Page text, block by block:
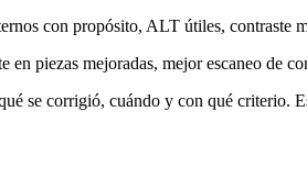
con propósito, ALT útiles, contraste
en piezas mejoradas, mejor escaneo de
se corrigió, cuándo y con qué criterio.